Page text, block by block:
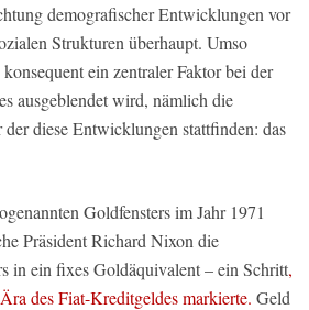
demografischer Entwicklungen vor
Strukturen überhaupt. Umso
ein zentraler Faktor bei der
ausgeblendet wird, nämlich die
diese Entwicklungen stattfinden: das
Goldfensters im Jahr 1971
Präsident Richard Nixon die
in ein fixes Goldäquivalent – ein Schritt,
des Fiat-Kreditgeldes markierte. Geld